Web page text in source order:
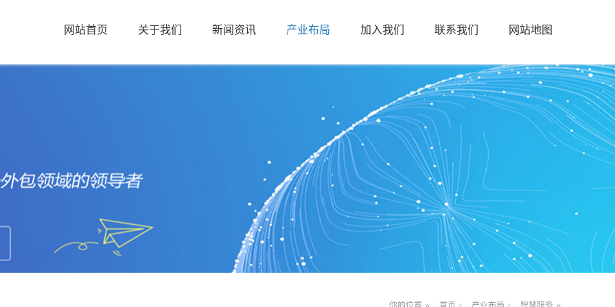
网站首页 关于我们 新闻资讯 产业布局 加入我们 联系我们 网站地图